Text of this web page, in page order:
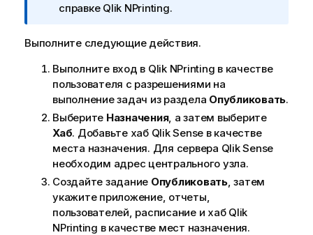
м
ч
н
и
е
к
и
н
ф
о
р
м
а
справке Qlik NPrinting.
Выполните следующие действия.
Выполните вход в Qlik NPrinting в качестве
пользователя с разрешениями на
выполнение задач из раздела Опубликовать.
Выберите Назначения, а затем выберите
Хаб. Добавьте хаб Qlik Sense в качестве
места назначения. Для сервера Qlik Sense
необходим адрес центрального узла.
Создайте задание Опубликовать, затем
укажите приложение, отчеты,
пользователей, расписание и хаб Qlik
NPrinting в качестве мест назначения.